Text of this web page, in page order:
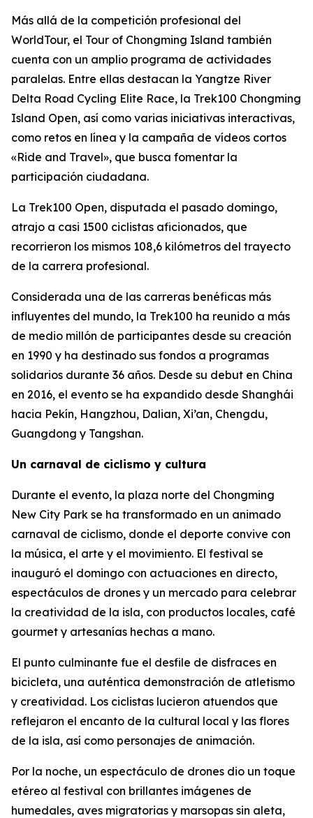
Más allá de la competición profesional del
WorldTour, el Tour of Chongming Island también
cuenta con un amplio programa de actividades
paralelas. Entre ellas destacan la Yangtze River
Delta Road Cycling Elite Race, la Trek100 Chongming
Island Open, así como varias iniciativas interactivas,
como retos en línea y la campaña de vídeos cortos
«Ride and Travel», que busca fomentar la
participación ciudadana.
La Trek100 Open, disputada el pasado domingo,
atrajo a casi 1500 ciclistas aficionados, que
recorrieron los mismos 108,6 kilómetros del trayecto
de la carrera profesional.
Considerada una de las carreras benéficas más
influyentes del mundo, la Trek100 ha reunido a más
de medio millón de participantes desde su creación
en 1990 y ha destinado sus fondos a programas
solidarios durante 36 años. Desde su debut en China
en 2016, el evento se ha expandido desde Shanghái
hacia Pekín, Hangzhou, Dalian, Xi’an, Chengdu,
Guangdong y Tangshan.
Un carnaval de ciclismo y cultura
Durante el evento, la plaza norte del Chongming
New City Park se ha transformado en un animado
carnaval de ciclismo, donde el deporte convive con
la música, el arte y el movimiento. El festival se
inauguró el domingo con actuaciones en directo,
espectáculos de drones y un mercado para celebrar
la creatividad de la isla, con productos locales, café
gourmet y artesanías hechas a mano.
El punto culminante fue el desfile de disfraces en
bicicleta, una auténtica demonstración de atletismo
y creatividad. Los ciclistas lucieron atuendos que
reflejaron el encanto de la cultural local y las flores
de la isla, así como personajes de animación.
Por la noche, un espectáculo de drones dio un toque
etéreo al festival con brillantes imágenes de
humedales, aves migratorias y marsopas sin aleta,